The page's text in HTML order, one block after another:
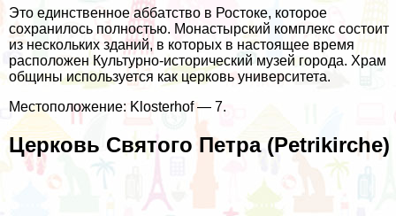
Это единственное аббатство в Ростоке, которое
сохранилось полностью. Монастырский комплекс состоит
из нескольких зданий, в которых в настоящее время
расположен Культурно-исторический музей города. Храм
общины используется как церковь университета.
Местоположение: Klosterhof — 7.
Церковь Святого Петра (Petrikirche)